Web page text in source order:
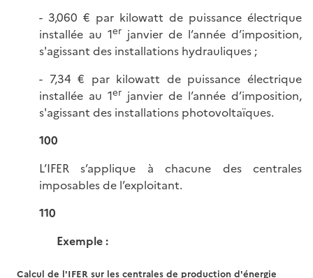
- 3,060 € par kilowatt de puissance électrique
installée au 1er janvier de l’année d’imposition,
s'agissant des installations hydrauliques ;
- 7,34 € par kilowatt de puissance électrique
installée au 1er janvier de l’année d’imposition,
s'agissant des installations photovoltaïques.
100
L’IFER s’applique à chacune des centrales
imposables de l’exploitant.
110
Exemple :
Calcul de l'IFER sur les centrales de production d'énergie